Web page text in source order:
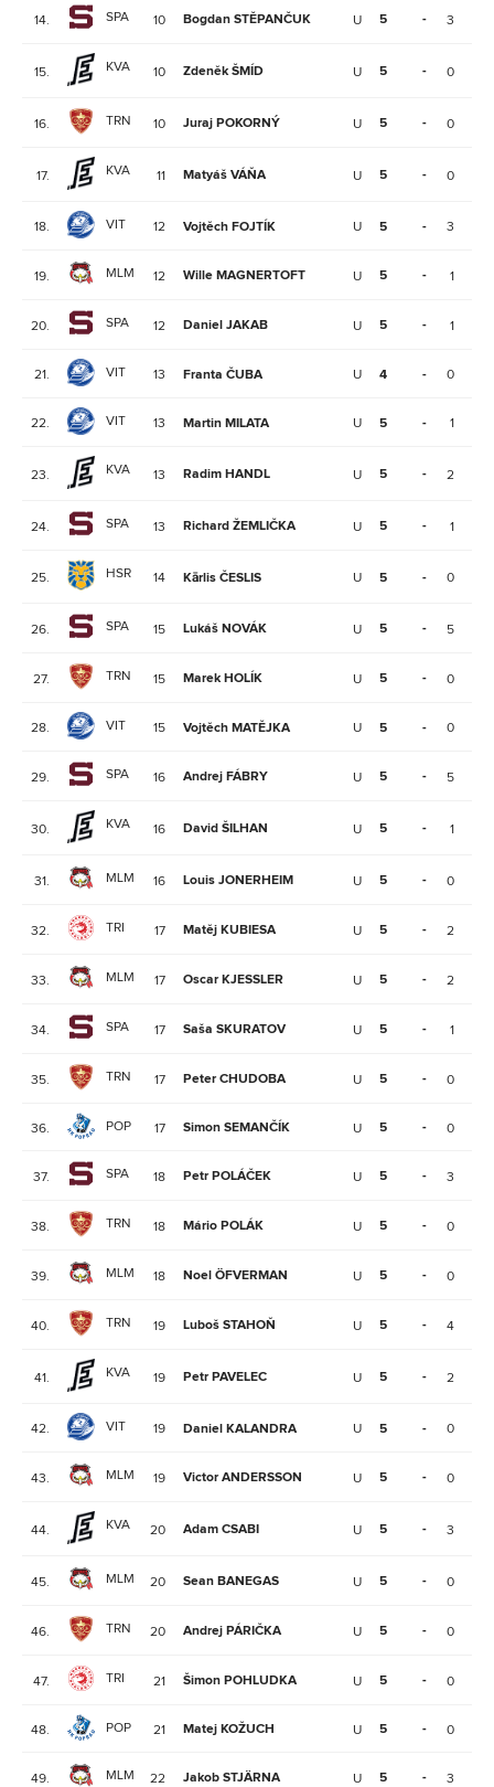
14. SPA 10 Bogdan STĚPANČUK U 5 - 3
15. KVA 10 Zdeněk ŠMÍD U 5 - 0
16. TRN 10 Juraj POKORNÝ U 5 - 0
17. KVA 11 Matyáš VÁŇA U 5 - 0
18. VIT 12 Vojtěch FOJTÍK U 5 - 3
19. MLM 12 Wille MAGNERTOFT U 5 - 1
20. SPA 12 Daniel JAKAB U 5 - 1
21. VIT 13 Franta ČUBA U 4 - 0
22. VIT 13 Martin MILATA U 5 - 1
23. KVA 13 Radim HANDL U 5 - 2
24. SPA 13 Richard ŽEMLIČKA U 5 - 1
25. HSR 14 Kārlis ČESLIS U 5 - 0
26. SPA 15 Lukáš NOVÁK U 5 - 5
27. TRN 15 Marek HOLÍK U 5 - 0
28. VIT 15 Vojtěch MATĚJKA U 5 - 0
29. SPA 16 Andrej FÁBRY U 5 - 5
30. KVA 16 David ŠILHAN U 5 - 1
31. MLM 16 Louis JONERHEIM U 5 - 0
32. TRI 17 Matěj KUBIESA U 5 - 2
33. MLM 17 Oscar KJESSLER U 5 - 2
34. SPA 17 Saša SKURATOV U 5 - 1
35. TRN 17 Peter CHUDOBA U 5 - 0
36. POP 17 Simon SEMANČÍK U 5 - 0
37. SPA 18 Petr POLÁČEK U 5 - 3
38. TRN 18 Mário POLÁK U 5 - 0
39. MLM 18 Noel ÖFVERMAN U 5 - 0
40. TRN 19 Luboš STAHOŇ U 5 - 4
41. KVA 19 Petr PAVELEC U 5 - 2
42. VIT 19 Daniel KALANDRA U 5 - 0
43. MLM 19 Victor ANDERSSON U 5 - 0
44. KVA 20 Adam CSABI U 5 - 3
45. MLM 20 Sean BANEGAS U 5 - 0
46. TRN 20 Andrej PÁRIČKA U 5 - 0
47. TRI 21 Šimon POHLUDKA U 5 - 0
48. POP 21 Matej KOŽUCH U 5 - 0
49. MLM 22 Jakob STJÄRNA U 5 - 3